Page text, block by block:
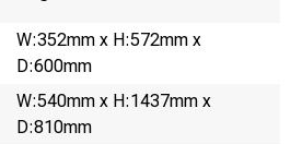
W:352mm x H:572mm x
D:600mm
W:540mm x H:1437mm x
D:810mm